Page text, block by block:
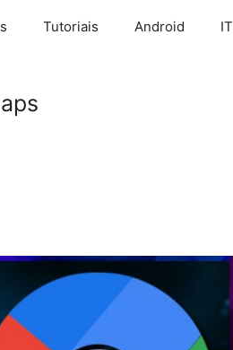
Tutoriais Android IT